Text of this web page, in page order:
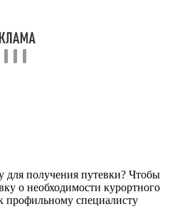
для получения путевки? Чтобы
о необходимости курортного
профильному специалисту